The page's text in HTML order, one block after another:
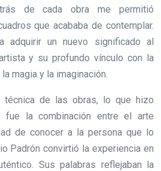
de cada obra me permitió
que acababa de contemplar.
adquirir un nuevo significado al
y su profundo vínculo con la
magia y la imaginación.
de las obras, lo que hizo
fue la combinación entre el arte
de conocer a la persona que lo
Padrón convirtió la experiencia en
Sus palabras reflejaban la